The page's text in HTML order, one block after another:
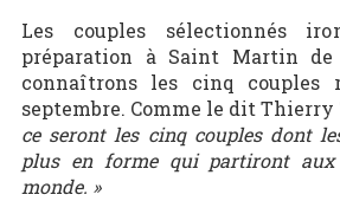
Les couples sélectionnés
préparation à Saint Martin de
connaîtrons les cinq couples
septembre. Comme le dit Thierry
ce seront les cinq couples dont
plus en forme qui partiront aux
monde. »